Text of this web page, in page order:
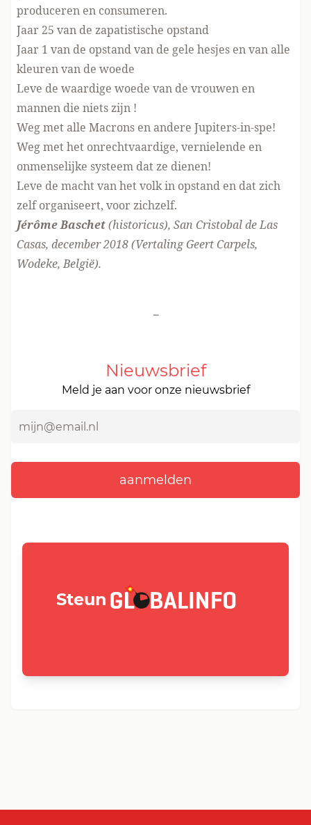
produceren en consumeren.
Jaar 25 van de zapatistische opstand
Jaar 1 van de opstand van de gele hesjes en van alle
kleuren van de woede
Leve de waardige woede van de vrouwen en
mannen die niets zijn !
Weg met alle Macrons en andere Jupiters-in-spe!
Weg met het onrechtvaardige, vernielende en
onmenselijke systeem dat ze dienen!
Leve de macht van het volk in opstand en dat zich
zelf organiseert, voor zichzelf.
Jérôme Baschet(historicus), San Cristobal de Las
Casas, december 2018 (Vertaling Geert Carpels,
Wodeke, België).
-
Nieuwsbrief
Meld je aan voor onze nieuwsbrief
Steun GLOBALINFO.nl